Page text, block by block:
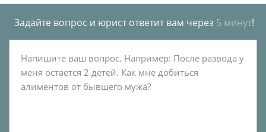
Задайте вопрос и юрист ответит вам через 5 минут!